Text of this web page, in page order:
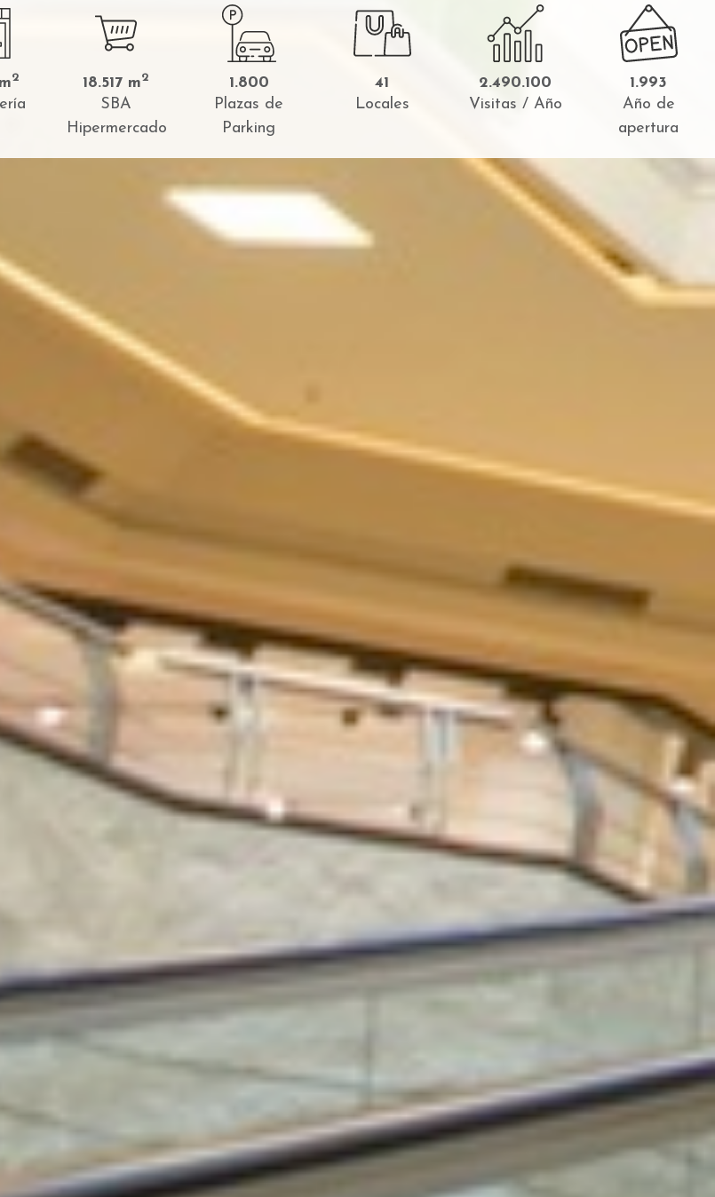
2 18.517 m2
SBA
Hipermercado
1.800
Plazas de
Parking
41
Locales
2.490.100
Visitas / Año
1.993
Año de
apertura